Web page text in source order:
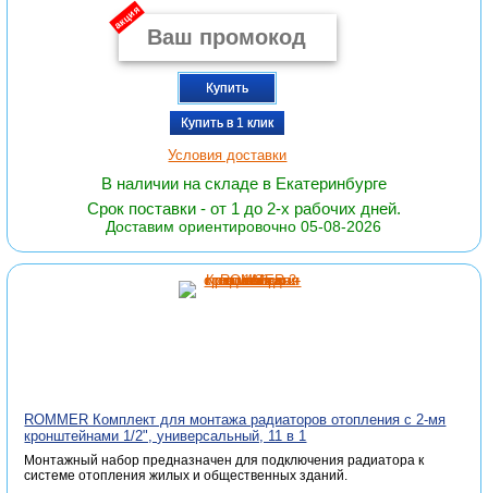
акция
Купить
Купить в 1 клик
Условия доставки
В наличии на складе в Екатеринбурге
Срок поставки - от 1 до 2-х рабочих дней.
Доставим ориентировочно 05-08-2026
ROMMER Комплект для монтажа радиаторов отопления с 2-мя
кронштейнами 1/2", универсальный, 11 в 1
Монтажный набор предназначен для подключения радиатора к
системе отопления жилых и общественных зданий.